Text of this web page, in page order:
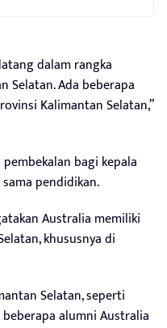
dalam rangka
Selatan. Ada beberapa
Kalimantan Selatan,”
bagi kepala
pendidikan.
Australia memiliki
khususnya di
Selatan, seperti
beberapa alumni Australia